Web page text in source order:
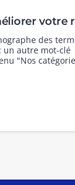
votre
des
un autre mot-clé
"Nos